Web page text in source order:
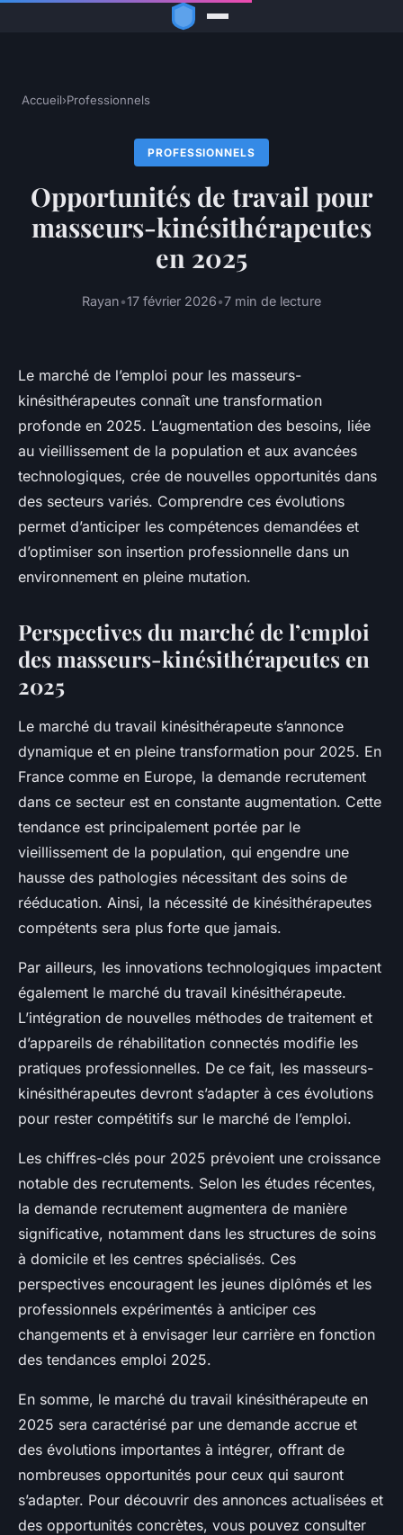
Accueil›Professionnels
PROFESSIONNELS
Opportunités de travail pour
masseurs-kinésithérapeutes
en 2025
Rayan•17 février 2026•7 min de lecture
Le marché de l’emploi pour les masseurs-
kinésithérapeutes connaît une transformation
profonde en 2025. L’augmentation des besoins, liée
au vieillissement de la population et aux avancées
technologiques, crée de nouvelles opportunités dans
des secteurs variés. Comprendre ces évolutions
permet d’anticiper les compétences demandées et
d’optimiser son insertion professionnelle dans un
environnement en pleine mutation.
Perspectives du marché de l’emploi
des masseurs-kinésithérapeutes en
2025
Le marché du travail kinésithérapeute s’annonce
dynamique et en pleine transformation pour 2025. En
France comme en Europe, la demande recrutement
dans ce secteur est en constante augmentation. Cette
tendance est principalement portée par le
vieillissement de la population, qui engendre une
hausse des pathologies nécessitant des soins de
rééducation. Ainsi, la nécessité de kinésithérapeutes
compétents sera plus forte que jamais.
Par ailleurs, les innovations technologiques impactent
également le marché du travail kinésithérapeute.
L’intégration de nouvelles méthodes de traitement et
d’appareils de réhabilitation connectés modifie les
pratiques professionnelles. De ce fait, les masseurs-
kinésithérapeutes devront s’adapter à ces évolutions
pour rester compétitifs sur le marché de l’emploi.
Les chiffres-clés pour 2025 prévoient une croissance
notable des recrutements. Selon les études récentes,
la demande recrutement augmentera de manière
significative, notamment dans les structures de soins
à domicile et les centres spécialisés. Ces
perspectives encouragent les jeunes diplômés et les
professionnels expérimentés à anticiper ces
changements et à envisager leur carrière en fonction
des tendances emploi 2025.
En somme, le marché du travail kinésithérapeute en
2025 sera caractérisé par une demande accrue et
des évolutions importantes à intégrer, offrant de
nombreuses opportunités pour ceux qui sauront
s’adapter. Pour découvrir des annonces actualisées et
des opportunités concrètes, vous pouvez consulter